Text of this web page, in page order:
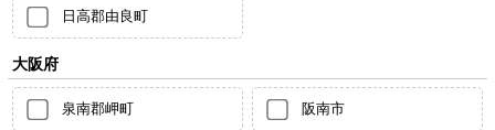
日高郡由良町
大阪府
泉南郡岬町 阪南市